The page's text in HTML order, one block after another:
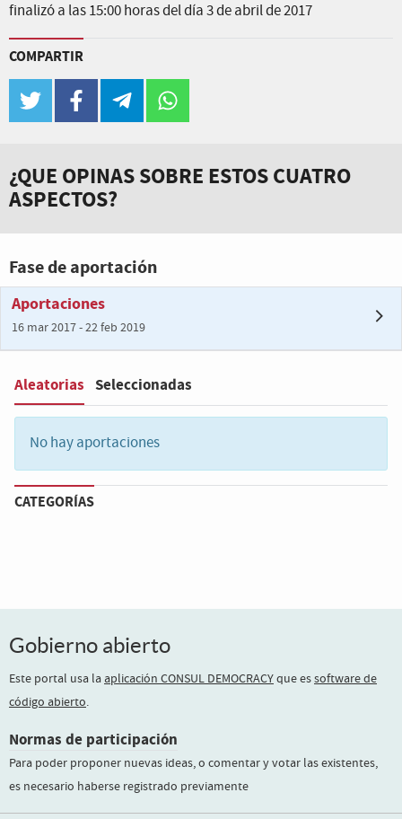
finalizó a las 15:00 horas del día 3 de abril de 2017
COMPARTIR
twitter facebook telegram
¿QUE OPINAS SOBRE ESTOS CUATRO
ASPECTOS?
Fase de aportación
Aportaciones
16 mar 2017 - 22 feb 2019
Filter:
Aleatorias Seleccionadas
No hay aportaciones
CATEGORÍAS
Gobierno abierto
Este portal usa la aplicación CONSUL DEMOCRACYque essoftware de
código abierto.
Normas de participación
Para poder proponer nuevas ideas, o comentar y votar las existentes,
es necesario haberse registrado previamente